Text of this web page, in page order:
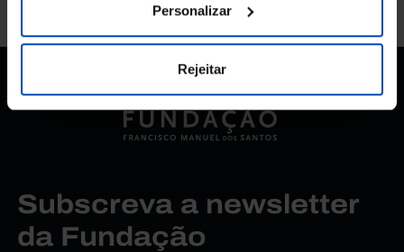
Personalizar
Rejeitar
Subscreva a newsletter
da Fundação